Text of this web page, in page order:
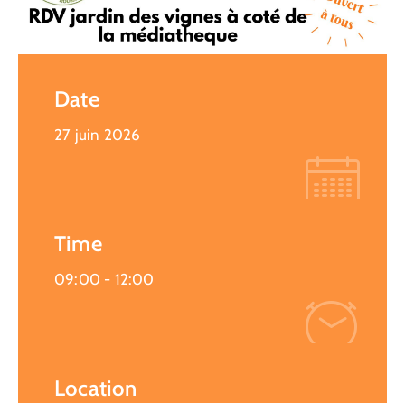
Date
27 juin 2026
Time
09:00 - 12:00
Location